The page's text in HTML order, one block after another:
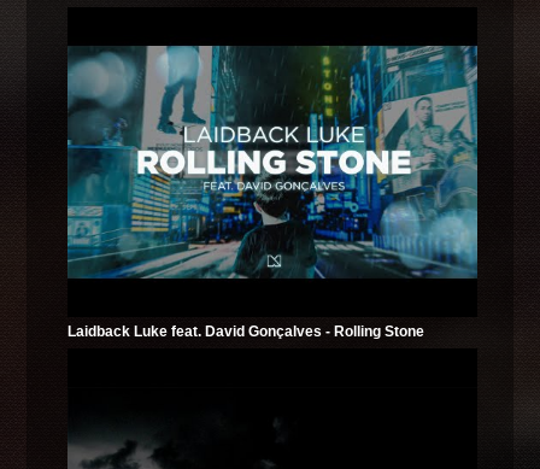
Laidback Luke feat. David Gonçalves - Rolling Stone